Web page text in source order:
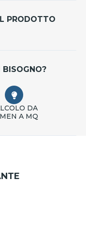
PRODOTTO
BISOGNO?
DA
A MQ